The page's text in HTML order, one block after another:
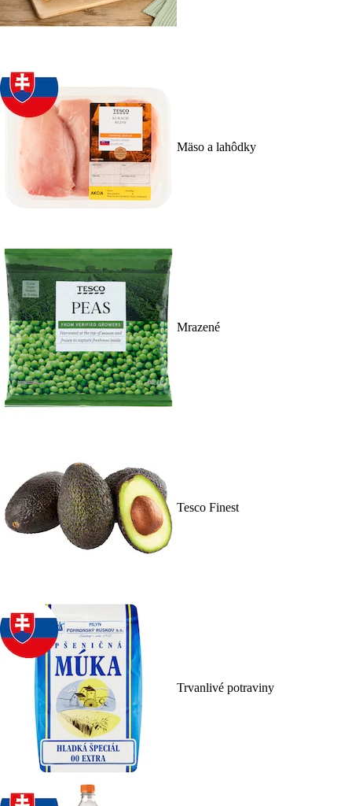
Mäso a lahôdky
Mrazené
Tesco Finest
Trvanlivé potraviny